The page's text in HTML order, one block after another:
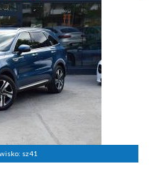
sz41